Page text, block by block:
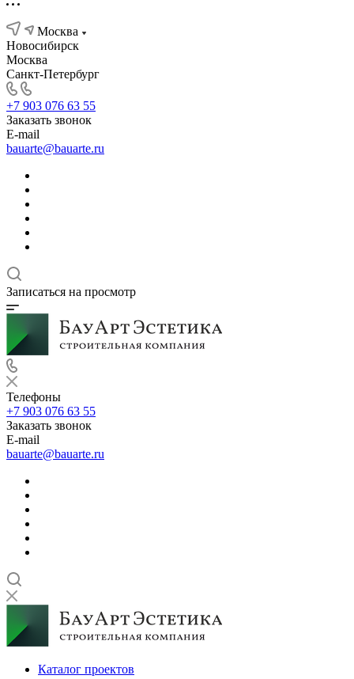
Москва
Новосибирск
Москва
Санкт-Петербург
+7 903 076 63 55
Заказать звонок
E-mail
bauarte@bauarte.ru
Записаться на просмотр
Телефоны
+7 903 076 63 55
Заказать звонок
E-mail
bauarte@bauarte.ru
Каталог проектов